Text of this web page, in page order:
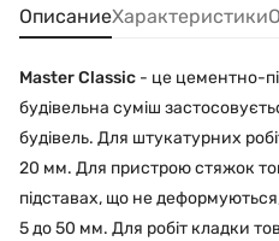
ОписаниеХарактеристики
Master Classic - це цементно-
будівельна суміш
будівель. Для штукатурних
20 мм. Для пристрою стяжок
підставах, що не
5 до 50 мм. Для робіт кладки